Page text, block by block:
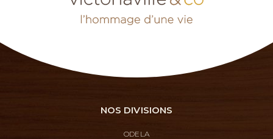
NOS DIVISIONS
ODELA